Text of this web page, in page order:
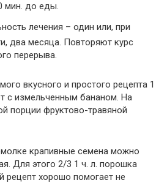
мин. до еды.
лечения – один или, при
два месяца. Повторяют курс
перерыва.
вкусного и простого рецепта 1
с измельченным бананом. На
порции фруктово-травяной
крапивные семена можно
Для этого 2/3 1 ч. л. порошка
рецепт хорошо помогает не